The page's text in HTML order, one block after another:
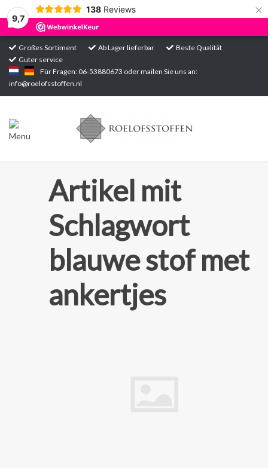
9,7
138 Reviews ×
Großes Sortiment Ab Lager lieferbar
Beste Qualität
Guter service
Für Fragen: 06-53880673 oder mailen Sie uns an:
info@roelofsstoffen.nl
Startseite
Sortiment
Artikel mit
Schlagwort
blauwe stof met
ankertjes